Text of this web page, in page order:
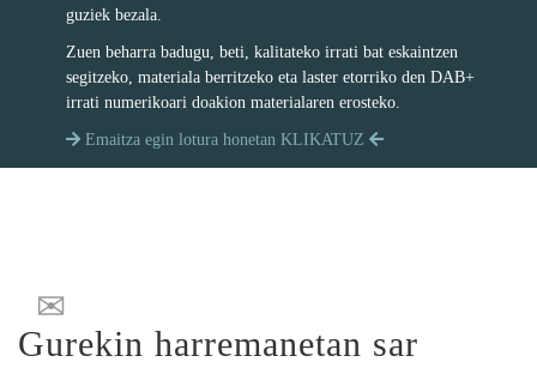
guziek bezala.
Zuen beharra badugu, beti, kalitateko irrati bat eskaintzen
segitzeko, materiala berritzeko eta laster etorriko den DAB+
irrati numerikoari doakion materialaren erosteko.
Emaitza egin lotura honetan KLIKATUZ
Gurekin harremanetan sar